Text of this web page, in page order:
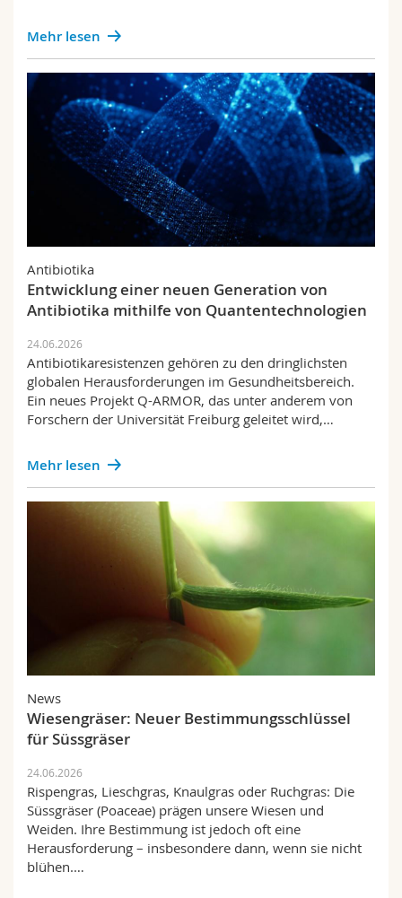
Mehr lesen
Antibiotika
Entwicklung einer neuen Generation von
Antibiotika mithilfe von Quantentechnologien
24.06.2026
Antibiotikaresistenzen gehören zu den dringlichsten
globalen Herausforderungen im Gesundheitsbereich.
Ein neues Projekt Q-ARMOR, das unter anderem von
Forschern der Universität Freiburg geleitet wird,…
Mehr lesen
News
Wiesengräser: Neuer Bestimmungsschlüssel
für Süssgräser
24.06.2026
Rispengras, Lieschgras, Knaulgras oder Ruchgras: Die
Süssgräser (Poaceae) prägen unsere Wiesen und
Weiden. Ihre Bestimmung ist jedoch oft eine
Herausforderung – insbesondere dann, wenn sie nicht
blühen.…